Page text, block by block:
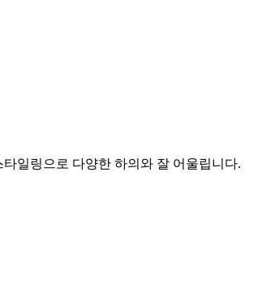
일링으로 다양한 하의와 잘 어울립니다.